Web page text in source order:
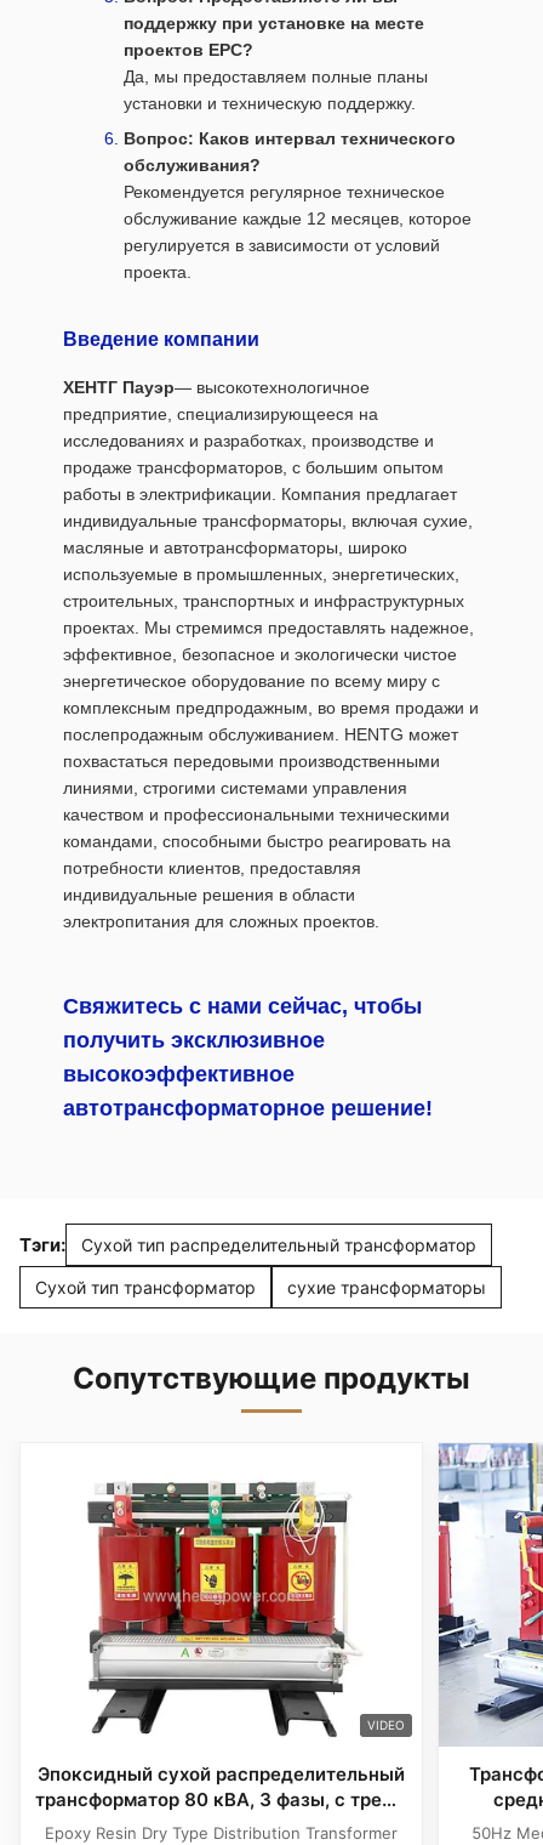
поддержку при установке на месте
проектов EPC?
Да, мы предоставляем полные планы
установки и техническую поддержку.
Вопрос: Каков интервал технического
обслуживания?
Рекомендуется регулярное техническое
обслуживание каждые 12 месяцев, которое
регулируется в зависимости от условий
проекта.
Введение компании
ХЕНТГ Пауэр— высокотехнологичное
предприятие, специализирующееся на
исследованиях и разработках, производстве и
продаже трансформаторов, с большим опытом
работы в электрификации. Компания предлагает
индивидуальные трансформаторы, включая сухие,
масляные и автотрансформаторы, широко
используемые в промышленных, энергетических,
строительных, транспортных и инфраструктурных
проектах. Мы стремимся предоставлять надежное,
эффективное, безопасное и экологически чистое
энергетическое оборудование по всему миру с
комплексным предпродажным, во время продажи и
послепродажным обслуживанием. HENTG может
похвастаться передовыми производственными
линиями, строгими системами управления
качеством и профессиональными техническими
командами, способными быстро реагировать на
потребности клиентов, предоставляя
индивидуальные решения в области
электропитания для сложных проектов.
Свяжитесь с нами сейчас, чтобы
получить эксклюзивное
высокоэффективное
автотрансформаторное решение!
Тэги: Сухой тип распределительный трансформатор
Сухой тип трансформатор сухие трансформаторы
Сопутствующие продукты
VIDEO
Эпоксидный сухой распределительный
трансформатор 80 кВА, 3 фазы, с тремя
обмотками
Epoxy Resin Dry Type Distribution Transformer
50Hz